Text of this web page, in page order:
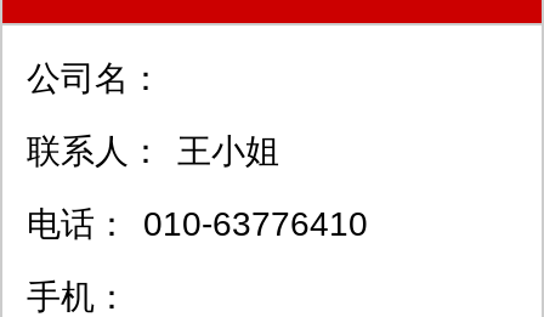
公司名：
联系人：
王小姐
电话：
010-63776410
手机：